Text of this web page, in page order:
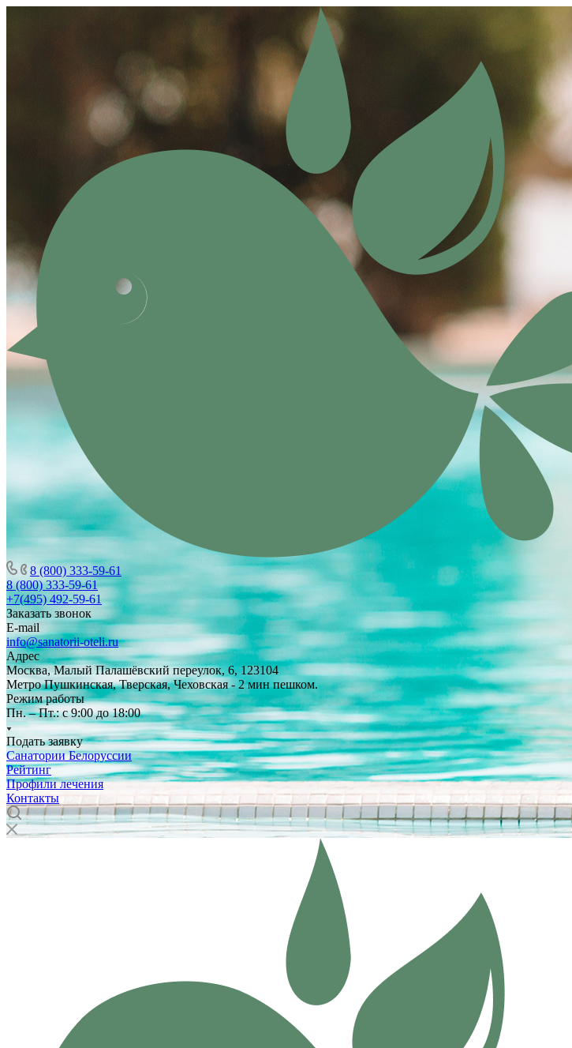
8 (800) 333-59-61
8 (800) 333-59-61
+7(495) 492-59-61
Заказать звонок
E-mail
info@sanatorii-oteli.ru
Адрес
Москва, Малый Палашёвский переулок, 6, 123104
Метро Пушкинская, Тверская, Чеховская - 2 мин пешком.
Режим работы
Пн. – Пт.: с 9:00 до 18:00
Подать заявку
Санатории Белоруссии
Рейтинг
Профили лечения
Контакты